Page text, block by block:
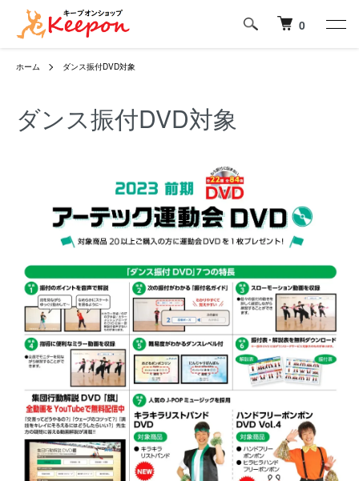
0
ホーム ダンス振付DVD対象
ダンス振付DVD対象